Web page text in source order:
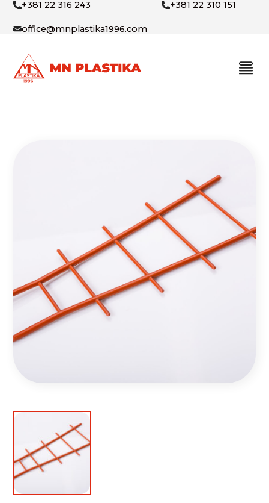
+381 22 316 243 +381 22 310 151
office@mnplastika1996.com